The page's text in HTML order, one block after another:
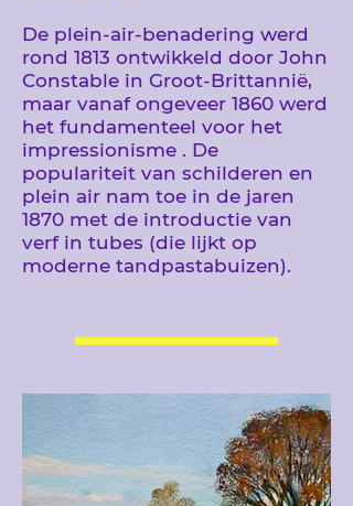
De plein-air-benadering werd
rond 1813 ontwikkeld door John
Constable in Groot-Brittannië,
maar vanaf ongeveer 1860 werd
het fundamenteel voor het
impressionisme . De
populariteit van schilderen en
plein air nam toe in de jaren
1870 met de introductie van
verf in tubes (die lijkt op
moderne tandpastabuizen).